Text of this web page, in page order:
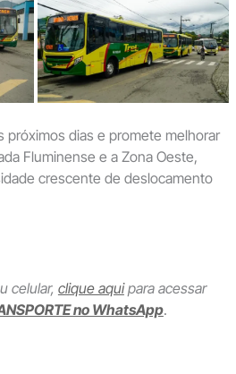
próximos dias e promete melhorar
Fluminense e a Zona Oeste,
crescente de deslocamento
celular, clique aquipara acessar
no WhatsApp.